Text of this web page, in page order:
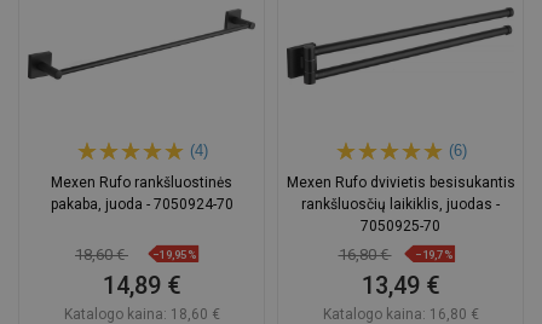
(4)
Mexen Rufo rankšluostinės
pakaba, juoda - 7050924-70
18,60 € −19,95%
14,89 €
Katalogo kaina: 18,60 €
(6)
Mexen Rufo dvivietis besisukantis
rankšluosčių laikiklis, juodas -
7050925-70
16,80 € −19,7%
13,49 €
Katalogo kaina: 16,80 €